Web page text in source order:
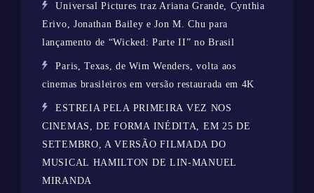
Universal Pictures traz Ariana Grande, Cynthia
Erivo, Jonathan Bailey e Jon M. Chu para
lançamento de “Wicked: Parte II” no Brasil
Paris, Texas, de Wim Wenders, volta aos
cinemas brasileiros em versão restaurada em 4K
ESTREIA PELA PRIMEIRA VEZ NOS
CINEMAS, DE FORMA INÉDITA, EM 25 DE
SETEMBRO, A VERSÃO FILMADA DO
MUSICAL HAMILTON DE LIN-MANUEL
MIRANDA